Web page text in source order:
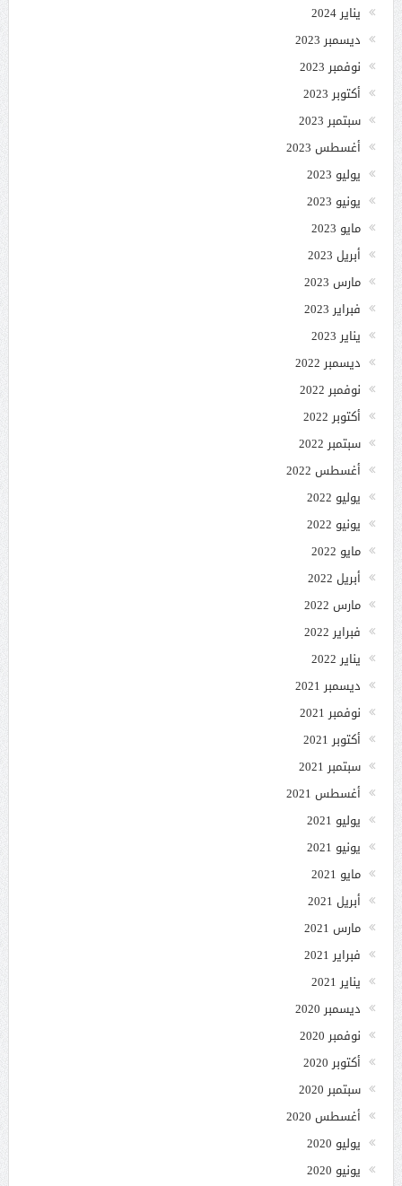
يناير 2024
ديسمبر 2023
نوفمبر 2023
أكتوبر 2023
سبتمبر 2023
أغسطس 2023
يوليو 2023
يونيو 2023
مايو 2023
أبريل 2023
مارس 2023
فبراير 2023
يناير 2023
ديسمبر 2022
نوفمبر 2022
أكتوبر 2022
سبتمبر 2022
أغسطس 2022
يوليو 2022
يونيو 2022
مايو 2022
أبريل 2022
مارس 2022
فبراير 2022
يناير 2022
ديسمبر 2021
نوفمبر 2021
أكتوبر 2021
سبتمبر 2021
أغسطس 2021
يوليو 2021
يونيو 2021
مايو 2021
أبريل 2021
مارس 2021
فبراير 2021
يناير 2021
ديسمبر 2020
نوفمبر 2020
أكتوبر 2020
سبتمبر 2020
أغسطس 2020
يوليو 2020
يونيو 2020